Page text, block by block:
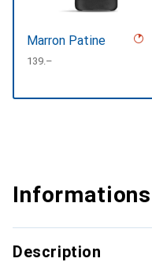
Marron Patine
CHF
139.–
Description